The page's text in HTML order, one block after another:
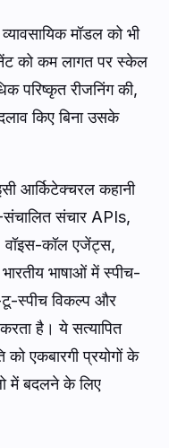
मॉडल को भी
को कम लागत पर स्केल
परिष्कृत रीजनिंग की,
किए बिना उसके
आर्किटेक्चरल कहानी
संचालित संचार APIs,
वॉइस-कॉल एजेंट्स,
भाषाओं में स्पीच-
स्पीच विकल्प और
है। ये सत्यापित
को एकबारगी प्रयोगों के
में बदलने के लिए